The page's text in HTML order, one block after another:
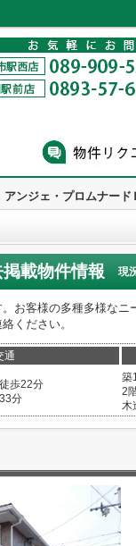
アンジェ・プロムナード
載物件情報 現
お客様の多種多様な
ください。
通
歩22分
分
築
2
木